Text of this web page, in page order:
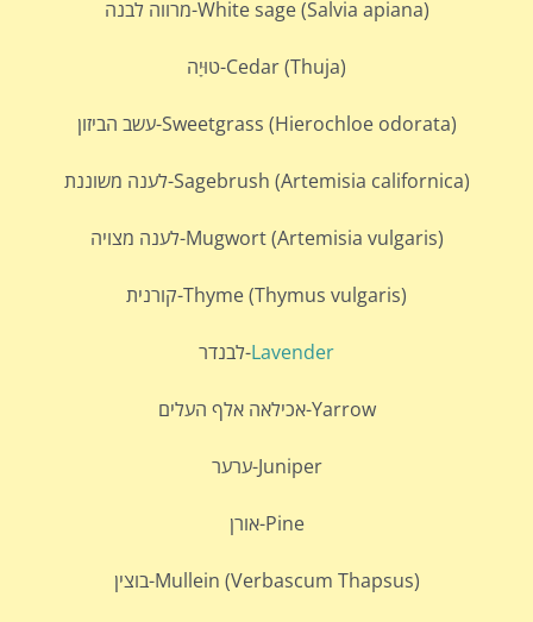
White sage (Salvia apiana)-מרווה לבנה
Cedar (Thuja)-טוּיָה
Sweetgrass (Hierochloe odorata)-עשב הביזון
Sagebrush (Artemisia californica)-לענה משוננת
Mugwort (Artemisia vulgaris)-לענה מצויה
Thyme (Thymus vulgaris)-קורנית
Lavender-לבנדר
Yarrow-אכילאה אלף העלים
Juniper-ערער
Pine-אורן
Mullein (Verbascum Thapsus)-בוצין